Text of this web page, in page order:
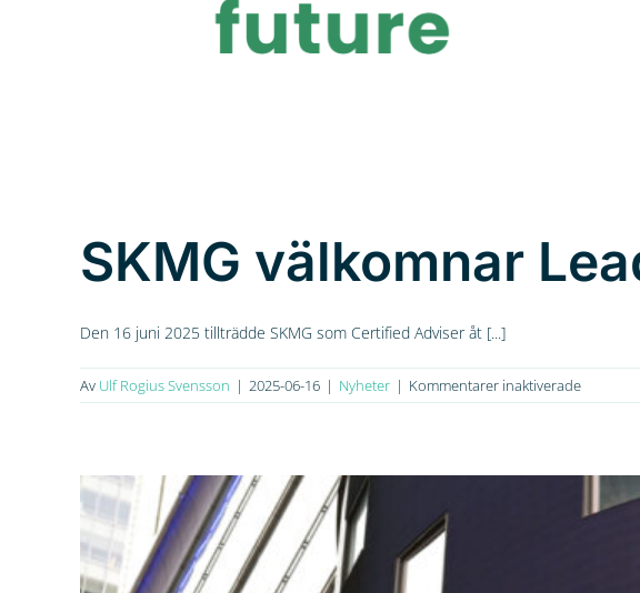
SKMG välkomnar
Den 16 juni 2025 tillträdde SKMG som Certified Adviser åt [...]
Av Ulf Rogius Svensson | 2025-06-16 | Nyheter | Kommentarer inaktiveradeför
SKMG
Edge
Materials